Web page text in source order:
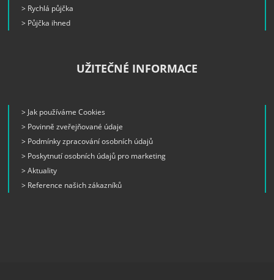
> Rychlá půjčka
> Půjčka ihned
UŽITEČNÉ INFORMACE
> Jak používáme Cookies
> Povinně zveřejňované údaje
> Podmínky zpracování osobních údajů
> Poskytnutí osobních údajů pro marketing
> Aktuality
> Reference našich zákazníků